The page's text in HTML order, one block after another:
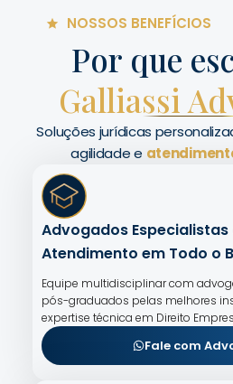
NOSSOS BENEFÍCIOS
Por que
Galliassi
Soluções jurídicas
agilidade e
Advogados
Atendimento em Todo o
Equipe multidisciplinar com
pós-graduados pelas melhores
expertise técnica em Direito
Fale com